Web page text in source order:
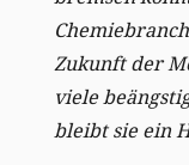
Zukunft der
viele
bleibt sie ein